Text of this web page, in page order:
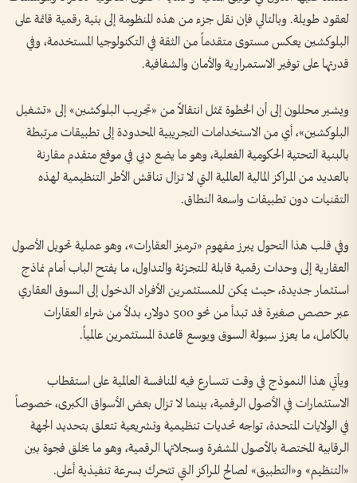
لعقود طويلة. وبالتالي فإن نقل جزء من هذه المنظومة إلى بنية رقمية قائمة على
البلوكشين يعكس مستوى متقدماً من الثقة في التكنولوجيا المستخدمة، وفي
قدرتها على توفير الاستمرارية والأمان والشفافية.
ويشير محللون إلى أن الخطوة تمثل انتقالاً من «تجريب البلوكشين» إلى «تشغيل
البلوكشين»، أي من الاستخدامات التجريبية المحدودة إلى تطبيقات مرتبطة
بالبنية التحتية الحكومية الفعلية، وهو ما يضع دبي في موقع متقدم مقارنة
بالعديد من المراكز المالية العالمية التي لا تزال تناقش الأطر التنظيمية لهذه
التقنيات دون تطبيقات واسعة النطاق.
وفي قلب هذا التحول يبرز مفهوم «ترميز العقارات»، وهو عملية تحويل الأصول
العقارية إلى وحدات رقمية قابلة للتجزئة والتداول، ما يفتح الباب أمام نماذج
استثمار جديدة، حيث يمكن للمستثمرين الأفراد الدخول إلى السوق العقاري
عبر حصص صغيرة قد تبدأ من نحو 500 دولار، بدلاً من شراء العقارات
بالكامل، ما يعزز سيولة السوق ويوسع قاعدة المستثمرين عالمياً.
ويأتي هذا النموذج في وقت تتسارع فيه المنافسة العالمية على استقطاب
الاستثمارات في الأصول الرقمية، بينما لا تزال بعض الأسواق الكبرى، خصوصاً
في الولايات المتحدة، تواجه تحديات تنظيمية وتشريعية تتعلق بتحديد الجهة
الرقابية المختصة بالأصول المشفرة وسجلاتها الرقمية، وهو ما يخلق فجوة بين
«التنظيم» و«التطبيق» لصالح المراكز التي تتحرك بسرعة تنفيذية أعلى.